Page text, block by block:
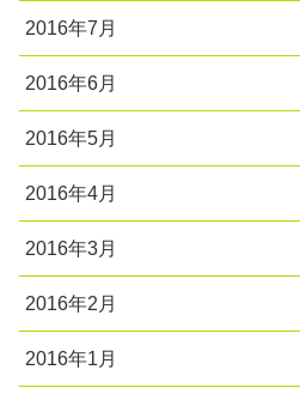
2016年7月
2016年6月
2016年5月
2016年4月
2016年3月
2016年2月
2016年1月